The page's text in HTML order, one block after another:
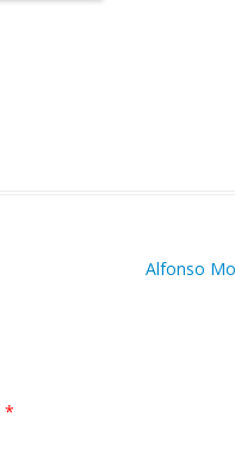
Alfonso
*